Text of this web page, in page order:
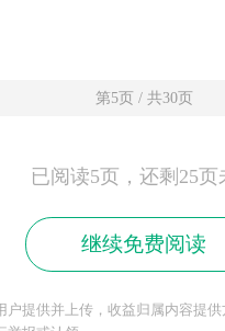
第5页 / 共30页
已阅读5页，还剩25页
继续免费阅读
户提供并上传，收益归属内容提